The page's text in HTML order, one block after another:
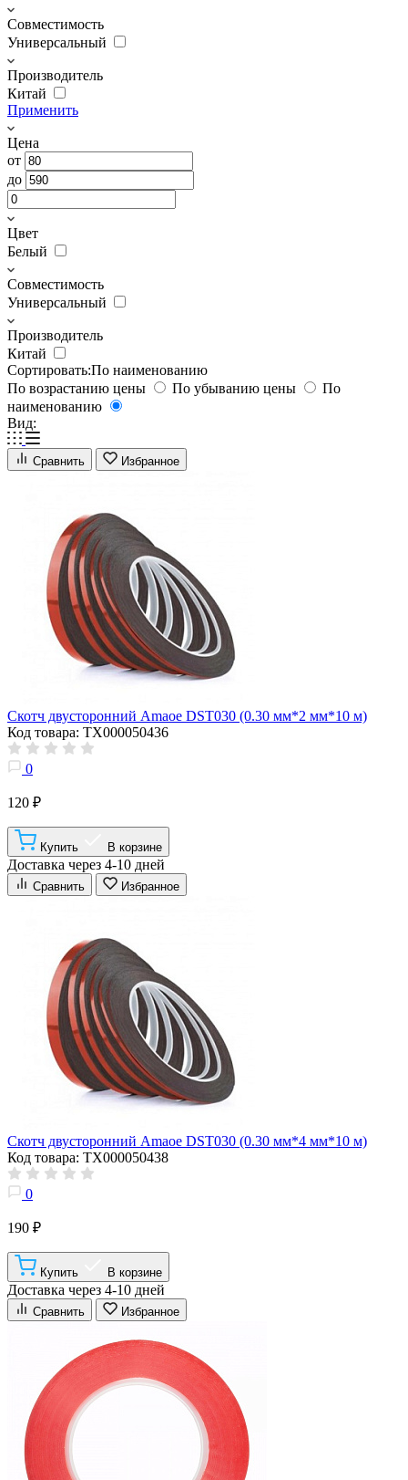
Совместимость
Универсальный
Производитель
Китай
Применить
Цена
от
до
Цвет
Белый
Совместимость
Универсальный
Производитель
Китай
Сортировать:По наименованию
По возрастанию цены
По убыванию цены
По
наименованию
Вид:
Сравнить Избранное
Скотч двусторонний Amaoe DST030 (0.30 мм*2 мм*10 м)
Код товара: ТХ000050436
0
120 ₽
Купить В корзине
Доставка через 4-10 дней
Сравнить Избранное
Скотч двусторонний Amaoe DST030 (0.30 мм*4 мм*10 м)
Код товара: ТХ000050438
0
190 ₽
Купить В корзине
Доставка через 4-10 дней
Сравнить Избранное